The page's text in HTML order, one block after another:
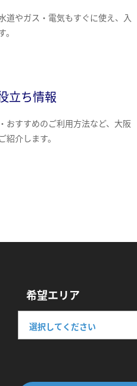
道やガス・電気もすぐに使え、入
立ち情報
おすすめのご利用方法など、大阪
介します。
希望エリア